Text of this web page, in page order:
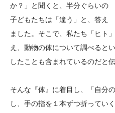
科学教育振興助成・
次世代理系人材育成プ
ログラム助成
サイトマップ
か？」と聞くと、半分ぐらいの
子どもたちは「違う」と、答え
ました。そこで、私たち「ヒト
え、動物の体について調べると
したことも含まれているのだと伝
そんな『体』に着目し、「自分
し、手の指を１本ずつ折ってい